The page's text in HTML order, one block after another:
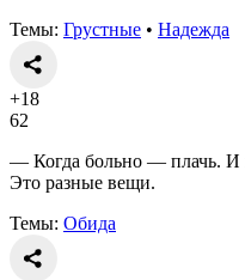
Темы: Грустные • Надежда
+18
62
— Когда больно — плачь. И
Это разные вещи.
Темы: Обида